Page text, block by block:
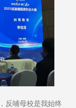
反哺母校是我始终